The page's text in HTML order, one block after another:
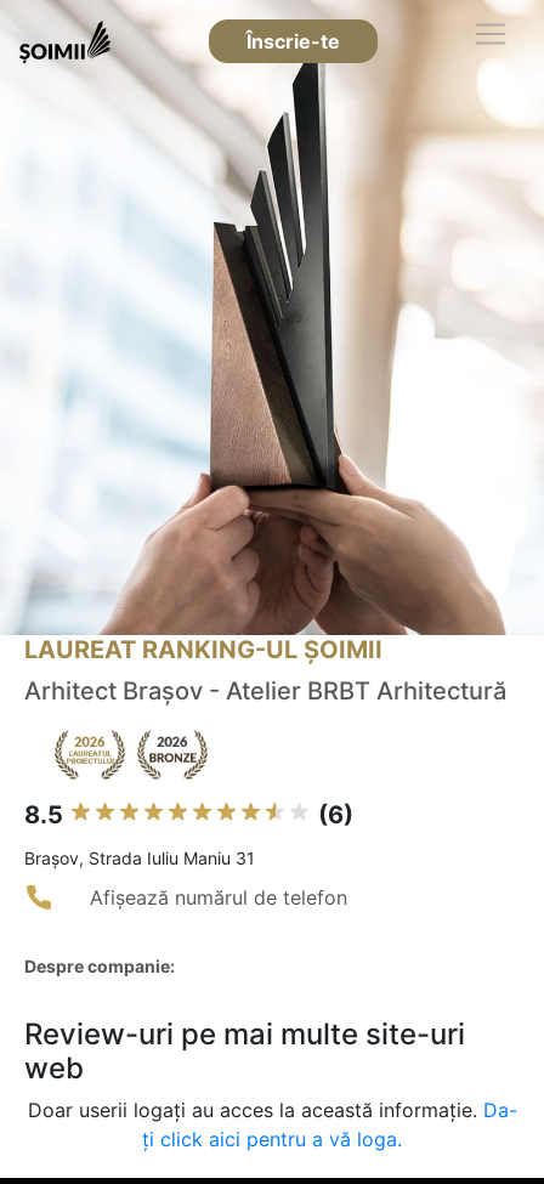
Înscrie-te
LAUREAT RANKING-UL ȘOIMII
Arhitect Brașov - Atelier BRBT Arhitectură
8.5 (6)
Braşov, Strada Iuliu Maniu 31
Afișează numărul de telefon
Despre companie:
Review-uri pe mai multe site-uri
web
Doar userii logați au acces la această informație. Da-
ți click aici pentru a vă loga.